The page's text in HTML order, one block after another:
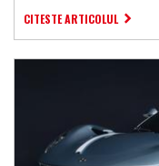
CITESTE ARTICOLUL